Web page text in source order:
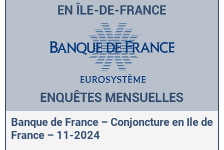
Banque de France – Conjoncture en Ile de
France – 11-2024